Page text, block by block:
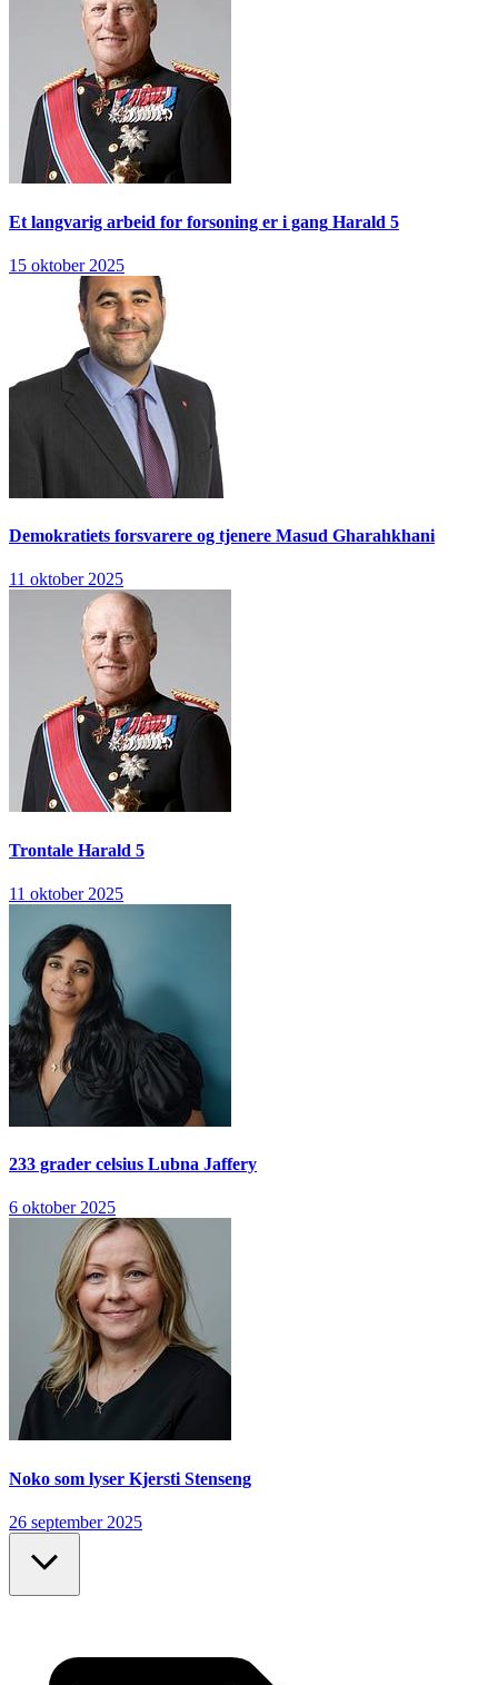
Et langvarig arbeid for forsoning er i gang Harald 5
15 oktober 2025
Demokratiets forsvarere og tjenere Masud Gharahkhani
11 oktober 2025
Trontale Harald 5
11 oktober 2025
233 grader celsius Lubna Jaffery
6 oktober 2025
Noko som lyser Kjersti Stenseng
26 september 2025